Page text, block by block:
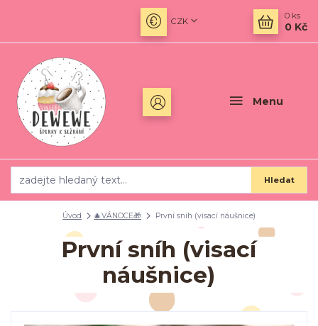
Menu
CZK
Hledat
0 ks
0 Kč
Úvod 🎄VÁNOCE🎁 První sníh (visací náušnice)
První sníh (visací
náušnice)